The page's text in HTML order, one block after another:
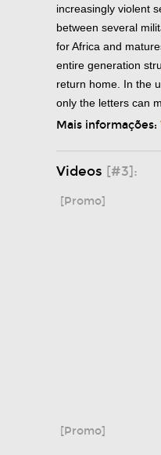
increasingly violent
between several
for Africa and
entire generation
return home. In the
only the letters can
Mais informações:
Videos [#3]:
[Promo]
[Promo]